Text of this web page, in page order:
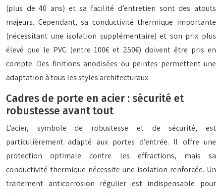
(plus de 40 ans) et sa facilité d’entretien sont des atouts
majeurs. Cependant, sa conductivité thermique importante
(nécessitant une isolation supplémentaire) et son prix plus
élevé que le PVC (entre 100€ et 250€) doivent être pris en
compte. Des finitions anodisées ou peintes permettent une
adaptation à tous les styles architecturaux.
Cadres de porte en acier : sécurité et
robustesse avant tout
L’acier, symbole de robustesse et de sécurité, est
particulièrement adapté aux portes d’entrée. Il offre une
protection optimale contre les effractions, mais sa
conductivité thermique nécessite une isolation renforcée. Un
traitement anticorrosion régulier est indispensable pour